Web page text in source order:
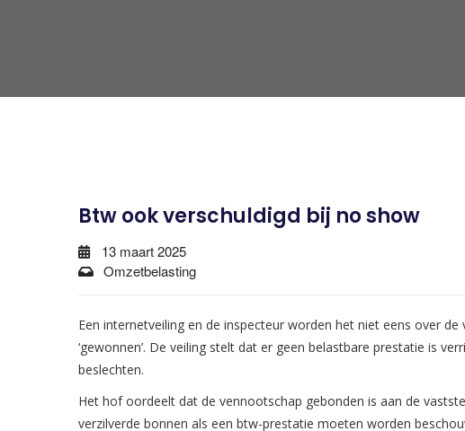
Btw ook verschuldigd bij no show
13 maart 2025
Omzetbelasting
Een internetveiling en de inspecteur worden het niet eens over
‘gewonnen’. De veiling stelt dat er geen belastbare prestatie is
beslechten.
Het hof oordeelt dat de vennootschap gebonden is aan de
verzilverde bonnen als een btw-prestatie moeten worden